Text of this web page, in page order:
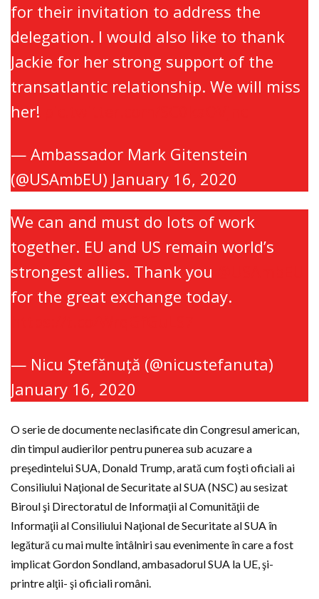
for their invitation to address the
delegation. I would also like to thank
Jackie for her strong support of the
transatlantic relationship. We will miss
her!
— Ambassador Mark Gitenstein
(@USAmbEU) January 16, 2020
We can and must do lots of work
together. EU and US remain world’s
strongest allies. Thank you
for the great exchange today.
— Nicu Ștefănuță (@nicustefanuta)
January 16, 2020
O serie de documente neclasificate din Congresul american,
din timpul audierilor pentru punerea sub acuzare a
preşedintelui SUA, Donald Trump, arată cum foşti oficiali ai
Consiliului Naţional de Securitate al SUA (NSC) au sesizat
Biroul şi Directoratul de Informaţii al Comunităţii de
Informaţii al Consiliului Naţional de Securitate al SUA în
legătură cu mai multe întâlniri sau evenimente în care a fost
implicat Gordon Sondland, ambasadorul SUA la UE, şi-
printre alţii- şi oficiali români.